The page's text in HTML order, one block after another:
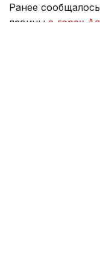
Ранее
лавины в горах